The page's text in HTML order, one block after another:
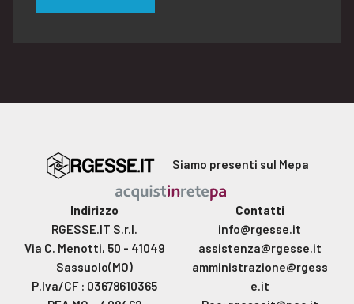
Siamo presenti sul Mepa
Indirizzo
RGESSE.IT S.r.l.
Via C. Menotti, 50 - 41049
Sassuolo(MO)
P.Iva/CF : 03678610365
Contatti
info@rgesse.it
assistenza@rgesse.it
amministrazione@rgess
e.it